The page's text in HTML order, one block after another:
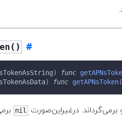
) func
) func getAPNsToken(
درغیراین‌صورت nil